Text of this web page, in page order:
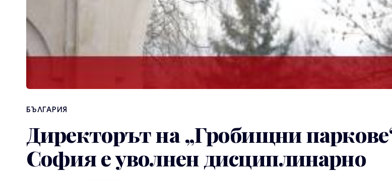
БЪЛГАРИЯ
Директорът на „Гробищни
София е уволнен дисциплинарно